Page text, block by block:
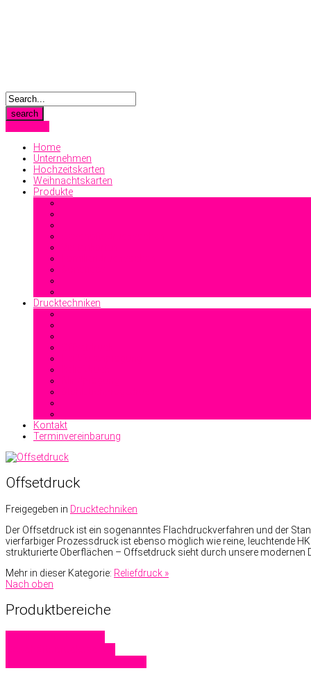
Home
Unternehmen
Hochzeitskarten
Weihnachtskarten
Produkte
Drucktechniken
Kontakt
Terminvereinbarung
Offsetdruck
Freigegeben in Drucktechniken
Der Offsetdruck ist ein sogenanntes Flachdruckverfahren und der
vierfarbiger Prozessdruck ist ebenso möglich wie reine, leuchtende
strukturierte Oberflächen – Offsetdruck sieht durch unsere
Mehr in dieser Kategorie: Reliefdruck »
Nach oben
Produktbereiche